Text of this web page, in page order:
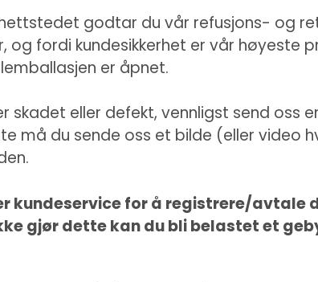
godtar du vår refusjons- og
og fordi kundesikkerhet er vår høyeste
er åpnet.
eller defekt, vennligst send oss
må du sende oss et bilde (eller video
kundeservice for å registrere/avtale
gjør dette kan du bli belastet et